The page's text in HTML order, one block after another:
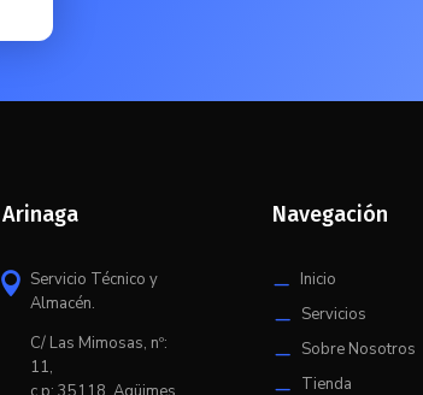
Arinaga
 Servicio Técnico y
Almacén.
C/ Las Mimosas, nº:
11,
Navegación
K Inicio
K Servicios
K Sobre Nosotros
K Tienda